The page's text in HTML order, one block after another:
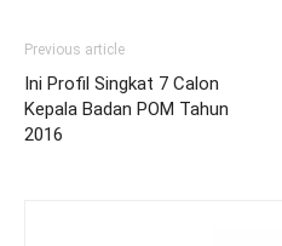
Previous article
Ini Profil Singkat 7 Calon
Kepala Badan POM Tahun
2016